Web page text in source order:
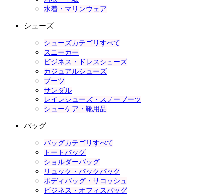
水着・マリンウェア
シューズ
シューズカテゴリすべて
スニーカー
ビジネス・ドレスシューズ
カジュアルシューズ
ブーツ
サンダル
レインシューズ・スノーブーツ
シューケア・靴用品
バッグ
バッグカテゴリすべて
トートバッグ
ショルダーバッグ
リュック・バックパック
ボディバッグ・サコッシュ
ビジネス・オフィスバッグ